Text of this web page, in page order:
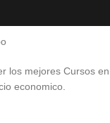
los mejores Cursos en
economico.